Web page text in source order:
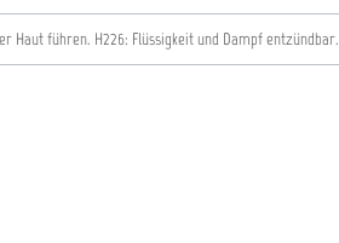
Haut führen. H226: Flüssigkeit und Dampf entzündbar.